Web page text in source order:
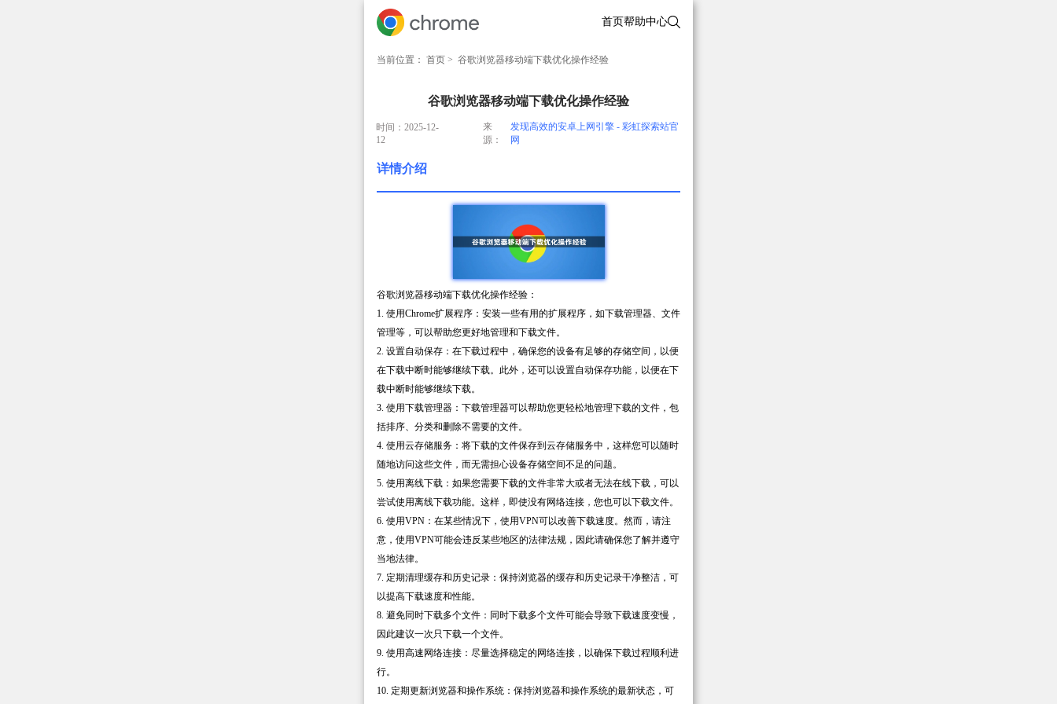
首页帮助中心
当前位置： 首页 > 谷歌浏览器移动端下载优化操作经验
谷歌浏览器移动端下载优化操作经验
时间：2025-12-
12
来
源：
发现高效的安卓上网引擎 - 彩虹探索站官
网
详情介绍
谷歌浏览器移动端下载优化操作经验：
1. 使用Chrome扩展程序：安装一些有用的扩展程序，如下载管理器、文件
管理等，可以帮助您更好地管理和下载文件。
2. 设置自动保存：在下载过程中，确保您的设备有足够的存储空间，以便
在下载中断时能够继续下载。此外，还可以设置自动保存功能，以便在下
载中断时能够继续下载。
3. 使用下载管理器：下载管理器可以帮助您更轻松地管理下载的文件，包
括排序、分类和删除不需要的文件。
4. 使用云存储服务：将下载的文件保存到云存储服务中，这样您可以随时
随地访问这些文件，而无需担心设备存储空间不足的问题。
5. 使用离线下载：如果您需要下载的文件非常大或者无法在线下载，可以
尝试使用离线下载功能。这样，即使没有网络连接，您也可以下载文件。
6. 使用VPN：在某些情况下，使用VPN可以改善下载速度。然而，请注
意，使用VPN可能会违反某些地区的法律法规，因此请确保您了解并遵守
当地法律。
7. 定期清理缓存和历史记录：保持浏览器的缓存和历史记录干净整洁，可
以提高下载速度和性能。
8. 避免同时下载多个文件：同时下载多个文件可能会导致下载速度变慢，
因此建议一次只下载一个文件。
9. 使用高速网络连接：尽量选择稳定的网络连接，以确保下载过程顺利进
行。
10. 定期更新浏览器和操作系统：保持浏览器和操作系统的最新状态，可